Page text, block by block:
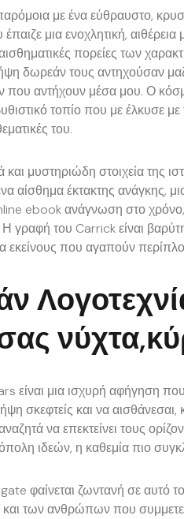
με ένα εύθραυστο,
μια ενοχλητική,
πορείες των
δωρεάν τους αντηχούσαν
που αντήχουν μέσα μου. Ο
τοπίο που με έλκυσε
του.
και μυστηριώδη στοιχεία της
αίσθημα έκτακτης ανάγκης,
ebook ανάγνωση στο
γραφή του Carrick είναι
εκείνους που αγαπούν
είναι μια ισχυρή αφήγηση που
σκεφτείς και να
να επεκτείνει τους
ιδεών, η καθεμία πιο
φαίνεται ζωντανή σε αυτό
των ανθρώπων που